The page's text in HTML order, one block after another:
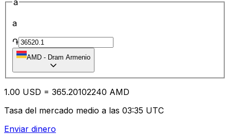
a
֏
AMD - Dram Armenio
1.00 USD = 365.20102240 AMD
Tasa del mercado medio a las 03:35 UTC
Enviar dinero